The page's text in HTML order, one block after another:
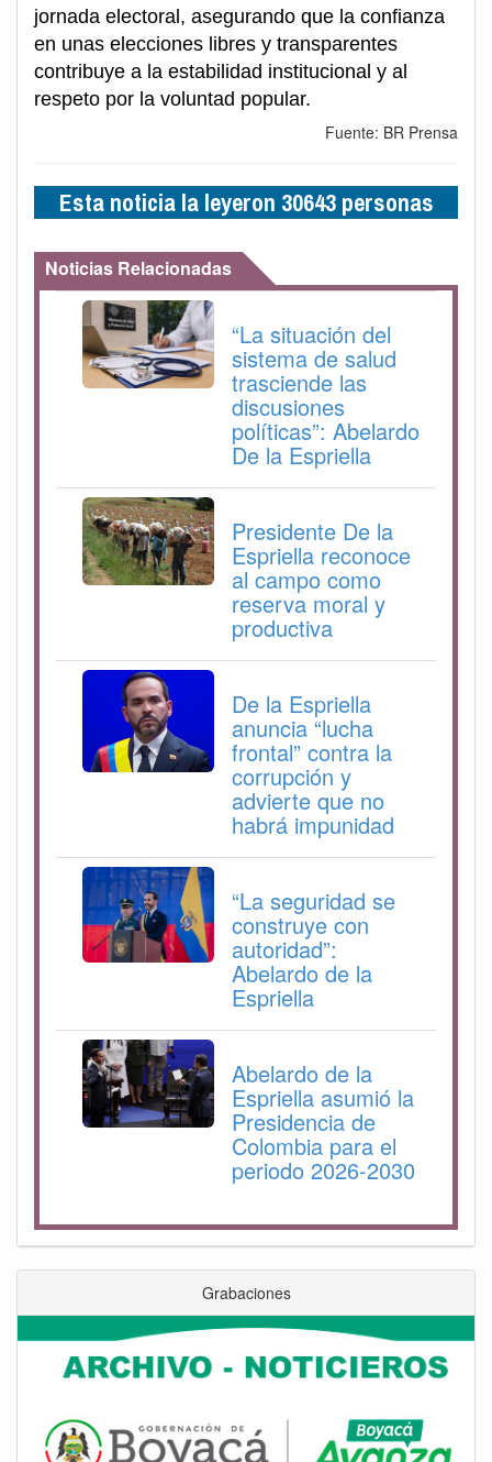
jornada electoral, asegurando que la confianza
en unas elecciones libres y transparentes
contribuye a la estabilidad institucional y al
respeto por la voluntad popular.
Fuente: BR Prensa
Esta noticia la leyeron 30643 personas
Noticias Relacionadas
“La situación del
sistema de salud
trasciende las
discusiones
políticas”: Abelardo
De la Espriella
Presidente De la
Espriella reconoce
al campo como
reserva moral y
productiva
De la Espriella
anuncia “lucha
frontal” contra la
corrupción y
advierte que no
habrá impunidad
“La seguridad se
construye con
autoridad”:
Abelardo de la
Espriella
Abelardo de la
Espriella asumió la
Presidencia de
Colombia para el
periodo 2026-2030
Grabaciones